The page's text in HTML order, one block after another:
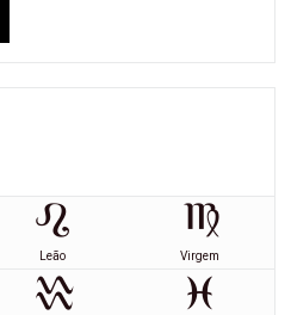
Leão Virgem